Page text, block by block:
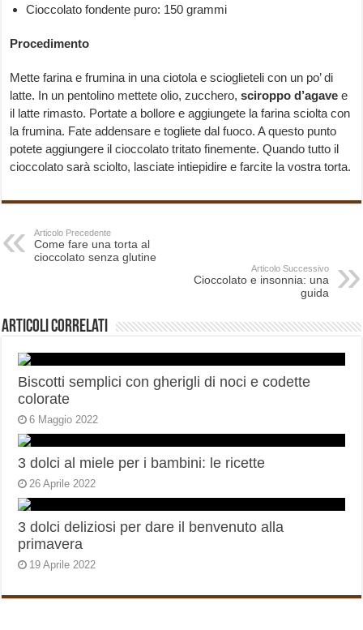
Cioccolato fondente puro: 150 grammi
Procedimento
Mette farina e frumina in una ciotola e scioglieteli con un po’ di
latte. In un pentolino mettete olio, zucchero,sciroppo d’agave e
il latte rimasto. Portate a bollore e aggiungete la farina sciolta con
la frumina. Fate addensare e togliete dal fuoco. A questo punto
potete aggiungere il cioccolato tritato finemente. Quando tutto il
cioccolato sarà sciolto, lasciate intiepidire e farcite la vostra torta.
Articolo Precedente
Come fare una torta al
cioccolato senza glutine
Articolo Successivo
Cioccolato e insonnia: una
guida
Articoli correlati
Biscotti semplici con gherigli di noci e codette
colorate
6 Maggio 2022
3 dolci al miele per i bambini: le ricette
26 Aprile 2022
3 dolci deliziosi per dare il benvenuto alla
primavera
19 Aprile 2022